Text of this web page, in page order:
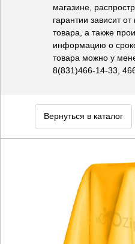
магазине,
гарантии зависит
товара, а также
информацию о
товара можно у
8(831)466-14-33,
Вернуться в каталог